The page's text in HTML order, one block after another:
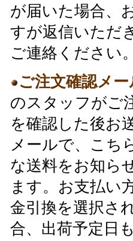
が届いた場合、
すが返信いただ
ご連絡ください
ご注文確認メー
のスタッフがご
を確認した後お
メールで、こち
な送料をお知ら
ます。お支払い
金引換を選択さ
合、出荷予定日